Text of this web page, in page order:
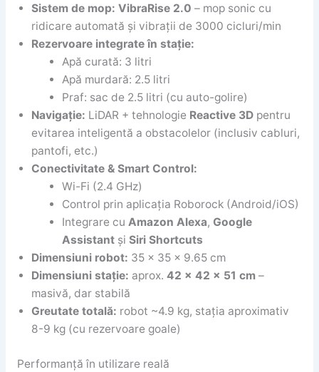
Sistem de mop: VibraRise 2.0 – mop sonic cu
ridicare automată și vibrații de 3000 cicluri/min
Rezervoare integrate în stație:
Apă curată: 3 litri
Apă murdară: 2.5 litri
Praf: sac de 2.5 litri (cu auto-golire)
Navigație: LiDAR + tehnologie Reactive 3Dpentru
evitarea inteligentă a obstacolelor (inclusiv cabluri,
pantofi, etc.)
Conectivitate & Smart Control:
Wi-Fi (2.4 GHz)
Control prin aplicația Roborock (Android/iOS)
Integrare cu Amazon Alexa, Google
Assistant și Siri Shortcuts
Dimensiuni robot: 35 x 35 x 9.65 cm
Dimensiuni stație: aprox. 42 x 42 x 51 cm–
masivă, dar stabilă
Greutate totală: robot ~4.9 kg, stația aproximativ
8-9 kg (cu rezervoare goale)
Performanță în utilizare reală